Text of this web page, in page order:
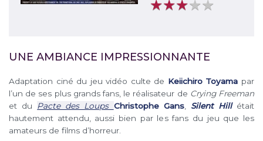
★★★★★
★★★★★
UNE AMBIANCE IMPRESSIONNANTE
Adaptation ciné du jeu vidéo culte de Keiichiro Toyama par
l’un de ses plus grands fans, le réalisateur de Crying Freeman
et du
Pacte des Loups Christophe Gans, Silent Hillétait
hautement attendu, aussi bien par les fans du jeu que les
amateurs de films d’horreur.